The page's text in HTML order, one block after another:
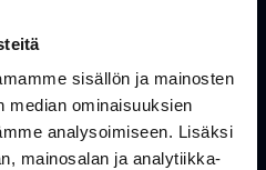
sisällön ja mainosten
median ominaisuuksien
analysoimiseen. Lisäksi
mainosalan ja analytiikka-